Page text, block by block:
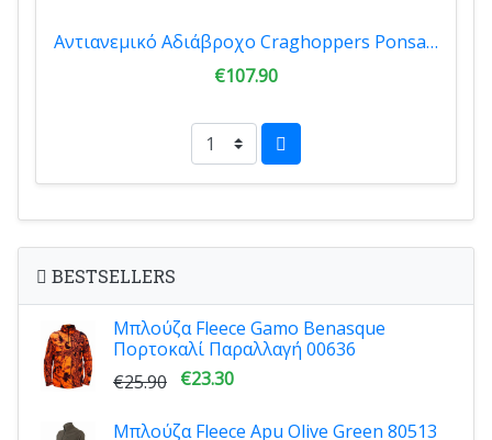
Αντιανεμικό Αδιάβροχο Craghoppers Ponsa Mens Waterproof Jacket Feldspar CMW833-1MB
€107.90
BESTSELLERS
Μπλούζα Fleece Gamo Benasque
Πορτοκαλί Παραλλαγή 00636
€25.90 €23.30
Μπλούζα Fleece Apu Olive Green 80513